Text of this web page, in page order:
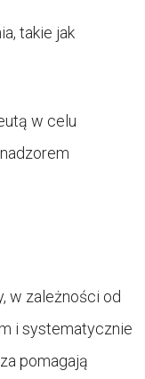
takie jak
w celu
w zależności od
i systematycznie
pomagają